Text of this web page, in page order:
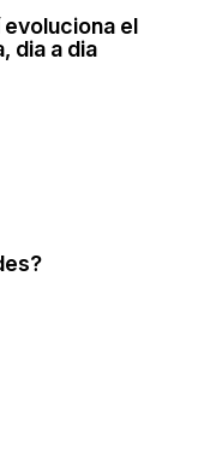
evoluciona el
dia a dia